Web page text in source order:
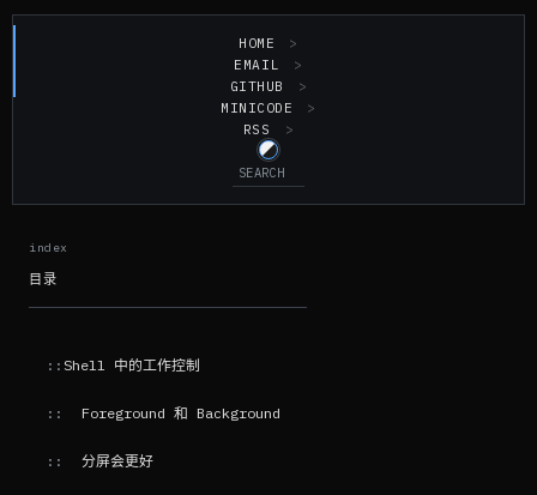
HOME
EMAIL
GITHUB
MINICODE
RSS
目录
Shell 中的工作控制
Foreground 和 Background
分屏会更好